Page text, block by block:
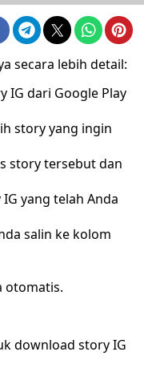
secara lebih detail:
IG dari Google Play
story yang ingin
story tersebut dan
yang telah Anda
salin ke kolom
otomatis.
download story IG